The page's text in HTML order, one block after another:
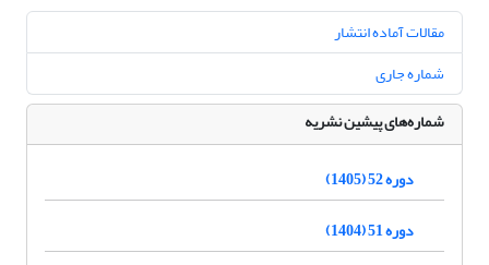
مقالات آماده انتشار
شماره جاری
شماره‌های پیشین نشریه
دوره 52 (1405)
دوره 51 (1404)